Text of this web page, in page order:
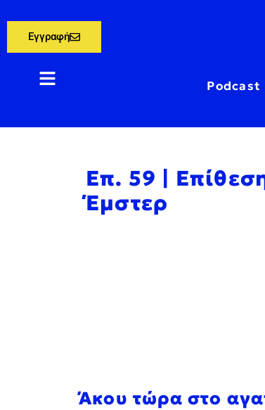
Εγγραφή
Podcast
Επ. 59 |
Έμστερ
Άκου τώρα στο